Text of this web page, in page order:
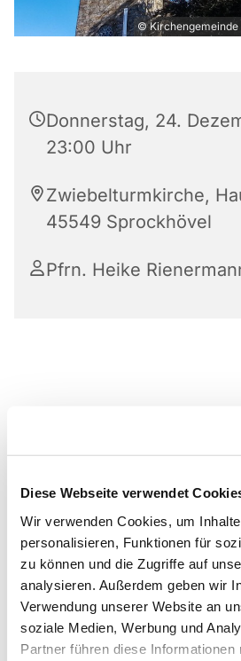
Diese Webseite verwendet
Wir verwenden Cookies, um
personalisieren, Funktionen für
zu können und die Zugriffe auf
analysieren. Außerdem geben wir
Verwendung unserer Website an
soziale Medien, Werbung und
Partner führen diese
©
Donnerstag, 24.
23:00 Uhr
Zwiebelturmkirche,
45549 Sprockhövel
Pfrn. Heike